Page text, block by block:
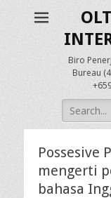
Biro
Bureau
Search
for:
Possesive
mengerti
bahasa